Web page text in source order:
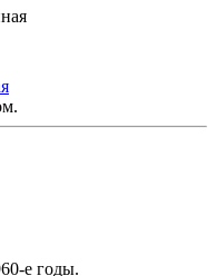
е годы.